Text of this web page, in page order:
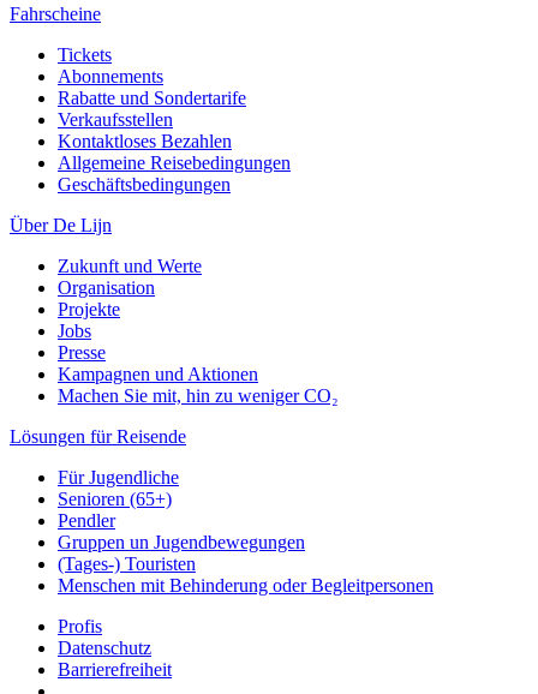
Fahrscheine
Tickets
Abonnements
Rabatte und Sondertarife
Verkaufsstellen
Kontaktloses Bezahlen
Allgemeine Reisebedingungen
Geschäftsbedingungen
Über De Lijn
Zukunft und Werte
Organisation
Projekte
Jobs
Presse
Kampagnen und Aktionen
Machen Sie mit, hin zu weniger CO₂
Lösungen für Reisende
Für Jugendliche
Senioren (65+)
Pendler
Gruppen un Jugendbewegungen
(Tages-) Touristen
Menschen mit Behinderung oder Begleitpersonen
Profis
Datenschutz
Barrierefreiheit